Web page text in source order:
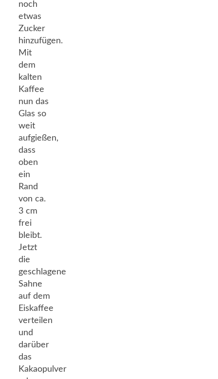
noch
etwas
Zucker
hinzufügen.
Mit
dem
kalten
Kaffee
nun das
Glas so
weit
aufgießen,
dass
oben
ein
Rand
von ca.
3 cm
frei
bleibt.
Jetzt
die
geschlagene
Sahne
auf dem
Eiskaffee
verteilen
und
darüber
das
Kakaopulver